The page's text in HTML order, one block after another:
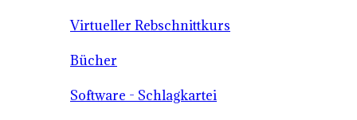
Virtueller Rebschnittkurs
Bücher
Software - Schlagkartei